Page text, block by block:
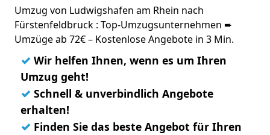
Umzug von Ludwigshafen am Rhein nach
Fürstenfeldbruck : Top-Umzugsunternehmen ➨
Umzüge ab 72€ – Kostenlose Angebote in 3 Min.
✓ Wir helfen Ihnen, wenn es um Ihren
Umzug geht!
✓ Schnell & unverbindlich Angebote
erhalten!
✓ Finden Sie das beste Angebot für Ihren